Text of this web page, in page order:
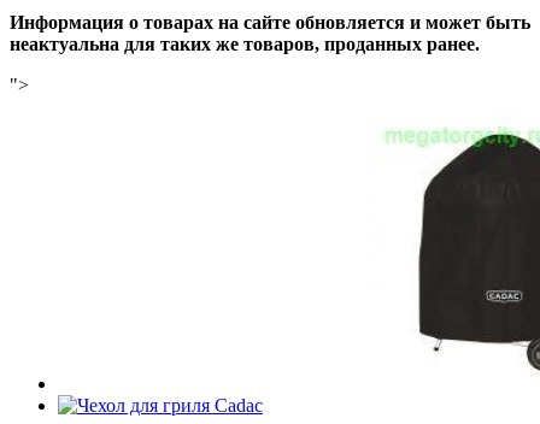
Информация о товарах на сайте обновляется и может быть
неактуальна для таких же товаров, проданных ранее.
">